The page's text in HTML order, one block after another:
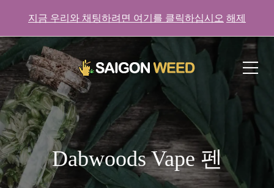
지금 우리와 채팅하려면 여기를 클릭하세요!
Dabwoods Vape 펜
지금 우리와 채팅하려면 여기를 클릭하십시오 해제